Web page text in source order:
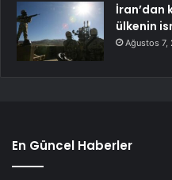
İran’dan
ülkenin
Ağustos 7,
En Güncel Haberler